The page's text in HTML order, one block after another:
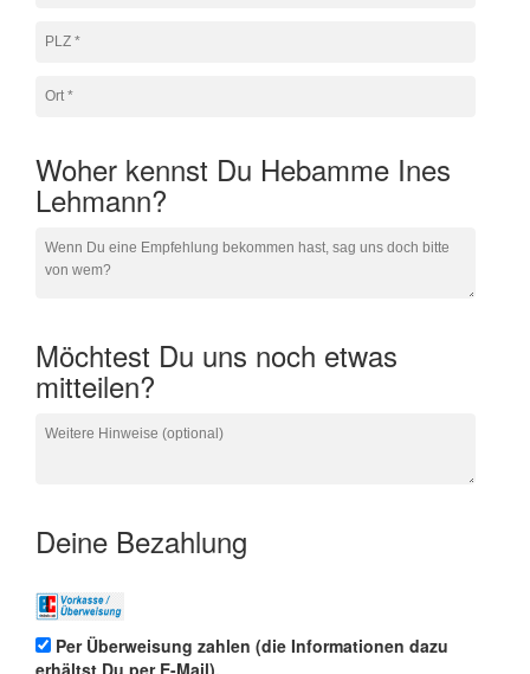
Woher kennst Du Hebamme Ines
Lehmann?
Möchtest Du uns noch etwas
mitteilen?
Deine Bezahlung
Per Überweisung zahlen (die Informationen dazu
erhältst Du per E-Mail).